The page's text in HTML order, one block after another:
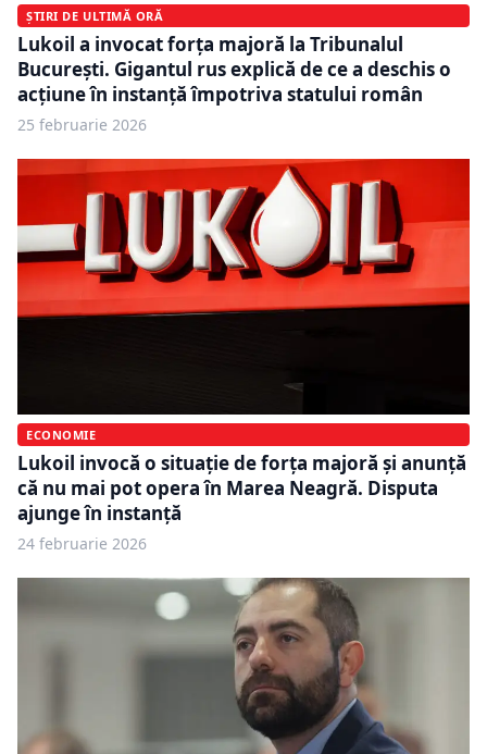
ȘTIRI DE ULTIMĂ ORĂ
Lukoil a invocat forța majoră la Tribunalul
București. Gigantul rus explică de ce a deschis o
acțiune în instanță împotriva statului român
25 februarie 2026
ECONOMIE
Lukoil invocă o situație de forța majoră și anunță
că nu mai pot opera în Marea Neagră. Disputa
ajunge în instanță
24 februarie 2026